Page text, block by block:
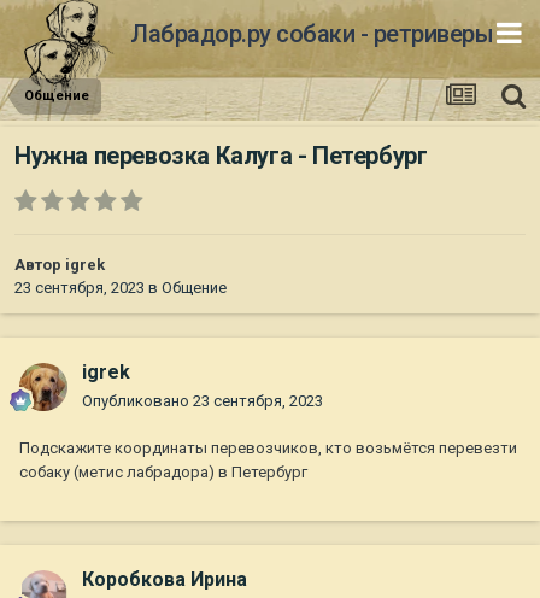
Лабрадор.ру собаки - ретриверы
Общение
Нужна перевозка Калуга - Петербург
Автор igrek
23 сентября, 2023 в Общение
igrek
Опубликовано 23 сентября, 2023
Подскажите координаты перевозчиков, кто возьмётся перевезти
собаку (метис лабрадора) в Петербург
Коробкова Ирина